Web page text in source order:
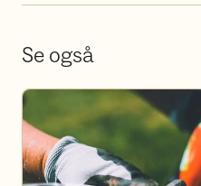
Se også
Bli frivillig i DNT Sunnmøre